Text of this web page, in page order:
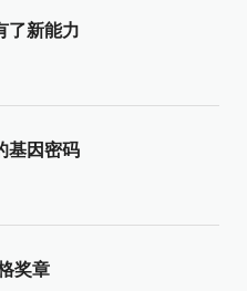
了新能力
基因密码
奖章